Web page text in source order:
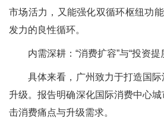
市场活力，又能强化双循环枢纽功能
发力的良性循环。
内需深耕：“消费扩容”与“投资提
具体来看，广州致力于打造国际
升级。报告明确深化国际消费中心
击消费痛点与升级需求。